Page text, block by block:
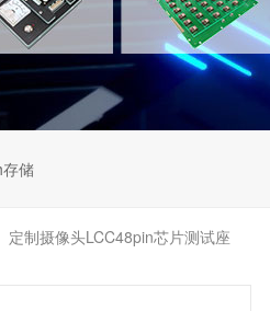
储
定制摄像头LCC48pin芯片测试座